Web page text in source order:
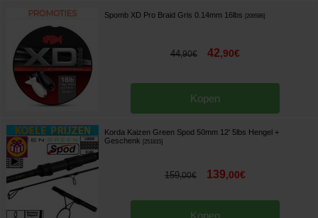
Spomb XD Pro Braid Gris 0.14mm 16lbs 206586]
44,90€ 42,90€
Kopen
Korda Kaizen Green Spod 50mm 12' 5lbs Hengel +
Geschenk
251815]
159,00€ 139,00€
Kopen